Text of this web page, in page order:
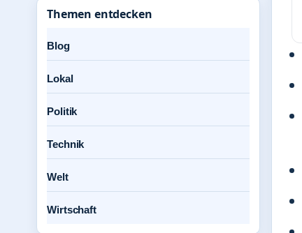
Themen entdecken
Blog
Lokal
Politik
Technik
Welt
Wirtschaft